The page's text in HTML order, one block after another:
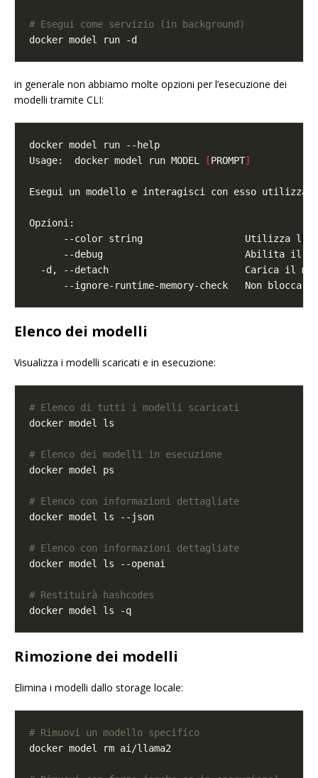
# Esegui come servizio (in background)
in generale non abbiamo molte opzioni per l’esecuzione dei
modelli tramite CLI:
Usage:  docker model run MODEL
[PROMPT]
      --color string                  Utilizza l
Elenco dei modelli
Visualizza i modelli scaricati e in esecuzione:
# Elenco di tutti i modelli scaricati
# Elenco dei modelli in esecuzione
# Elenco con informazioni dettagliate
# Elenco con informazioni dettagliate
# Restituirà hashcodes
Rimozione dei modelli
Elimina i modelli dallo storage locale:
# Rimuovi un modello specifico